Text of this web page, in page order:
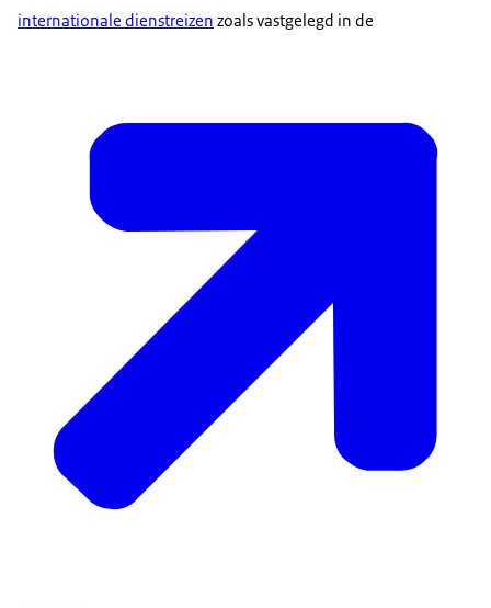
internationale dienstreizen zoals vastgelegd in de